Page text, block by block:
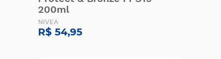
200ml
NIVEA
R$ 54,95